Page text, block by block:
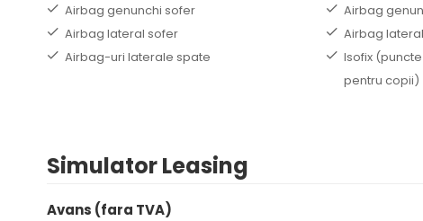
Airbag genunchi sofer
Airbag
Airbag lateral sofer
Airbag
Airbag-uri laterale spate
Isofix
pentru copii)
Simulator Leasing
Avans (fara TVA)